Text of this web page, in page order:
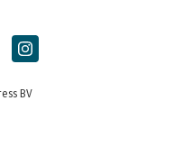
BV